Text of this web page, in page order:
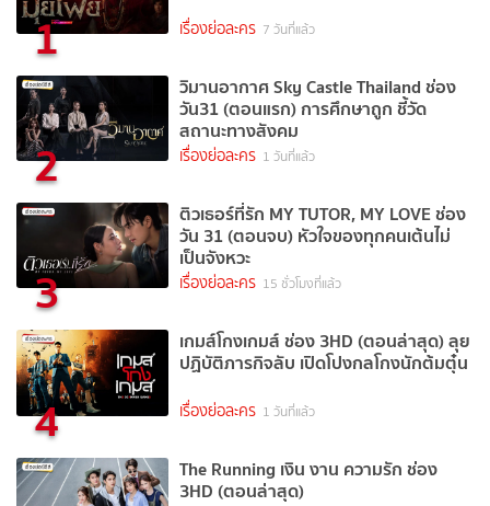
1 เรื่องย่อละคร 7 วันที่แล้ว
2
วิมานอากาศ Sky Castle Thailand ช่อง
วัน31 (ตอนแรก) การศึกษาถูก ชี้วัด
สถานะทางสังคม
เรื่องย่อละคร 1 วันที่แล้ว
3
ติวเธอร์ที่รัก MY TUTOR, MY LOVE ช่อง
วัน 31 (ตอนจบ) หัวใจของทุกคนเต้นไม่
เป็นจังหวะ
เรื่องย่อละคร 15 ชั่วโมงที่แล้ว
4
เกมส์โกงเกมส์ ช่อง 3HD (ตอนล่าสุด) ลุย
ปฏิบัติภารกิจลับ เปิดโปงกลโกงนักต้มตุ๋น
เรื่องย่อละคร 1 วันที่แล้ว
The Running เงิน งาน ความรัก ช่อง
3HD (ตอนล่าสุด)